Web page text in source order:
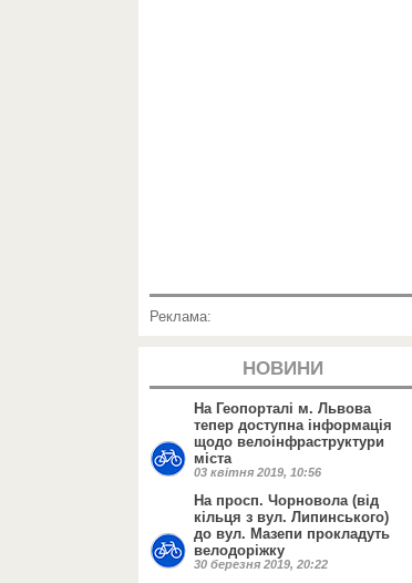
Реклама:
НОВИНИ
На Геопорталі м. Львова
тепер доступна інформація
щодо велоінфраструктури
міста
03 квітня 2019, 10:56
На просп. Чорновола (від
кільця з вул. Липинського)
до вул. Мазепи прокладуть
велодоріжку
30 березня 2019, 20:22